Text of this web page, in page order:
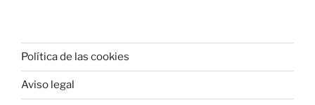
Política de las cookies
Aviso legal